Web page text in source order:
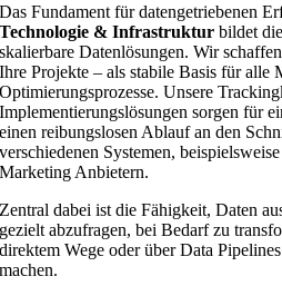
Das Fundament für datengetriebenen
Technologie & Infrastruktur bildet
skalierbare Datenlösungen. Wir
Ihre Projekte – als stabile Basis für alle
Optimierungsprozesse. Unsere
Implementierungslösungen sorgen für
einen reibungslosen Ablauf an den
verschiedenen Systemen,
Marketing Anbietern.
Zentral dabei ist die Fähigkeit, Daten
gezielt abzufragen, bei Bedarf zu
direktem Wege oder über Data
machen.